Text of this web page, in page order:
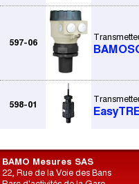
597-06
598-01
BAMO Mesures SAS
22, Rue de la Voie des Bans